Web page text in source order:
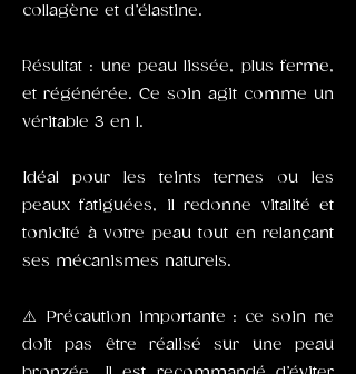
collagène et d’élastine.
Résultat : une peau lissée, plus ferme,
et régénérée. Ce soin agit comme un
véritable 3 en 1.
Idéal pour les teints ternes ou les
peaux fatiguées, il redonne vitalité et
tonicité à votre peau tout en relançant
ses mécanismes naturels.
⚠️ Précaution importante : ce soin ne
doit pas être réalisé sur une peau